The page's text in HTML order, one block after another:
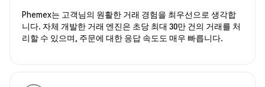
Phemex는 고객님의 원활한 거래 경험을 최우선으로 생각합
니다. 자체 개발한 거래 엔진은 초당 최대 30만 건의 거래를 처
리할 수 있으며, 주문에 대한 응답 속도도 매우 빠릅니다.